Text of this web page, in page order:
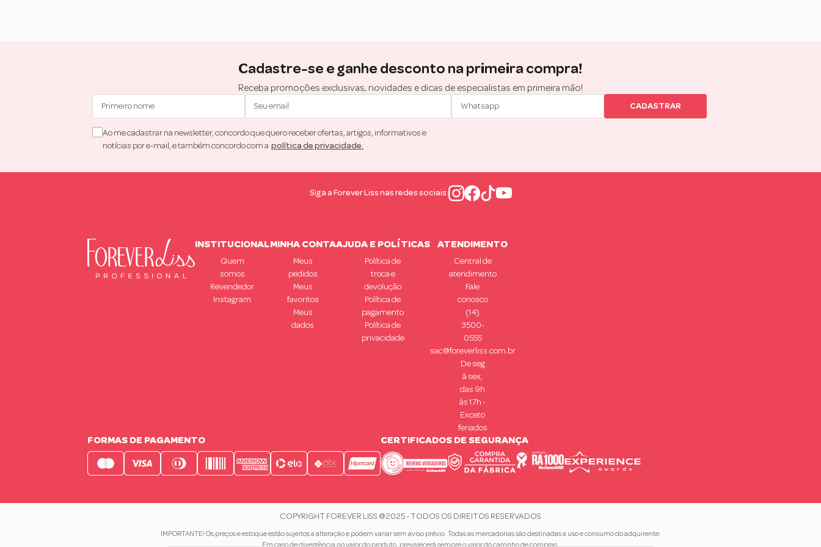
Cadastre-se e ganhe desconto na primeira compra!
Receba promoções exclusivas, novidades e dicas de especialistas em primeira mão!
CADASTRAR
Ao me cadastrar na newsletter, concordo que quero receber ofertas, artigos, informativos e
notícias por e-mail, e também concordo com a política de privacidade.
Siga a Forever Liss nas redes sociais:
INSTITUCIONAL
Quem
somos
Revendedor
Instagram
MINHA CONTA
Meus
pedidos
Meus
favoritos
Meus
dados
AJUDA E POLÍTICAS
Política de
troca e
devolução
Política de
pagamento
Política de
privacidade
ATENDIMENTO
Central de
atendimento
Fale
conosco
(14)
3500-
0555
sac@foreverliss.com.br
De seg
à sex,
das 9h
às 17h -
Exceto
feriados
FORMAS DE PAGAMENTO CERTIFICADOS DE SEGURANÇA
COPYRIGHT FOREVER LISS @2025 - TODOS OS DIREITOS RESERVADOS
IMPORTANTE! Os preços e estoque estão sujeitos a alteração e podem variar sem aviso prévio. Todas as mercadorias são destinadas a uso e consumo do adquirente.
Em caso de divergência no valor do produto, prevalecerá sempre o valor do carrinho de compras.